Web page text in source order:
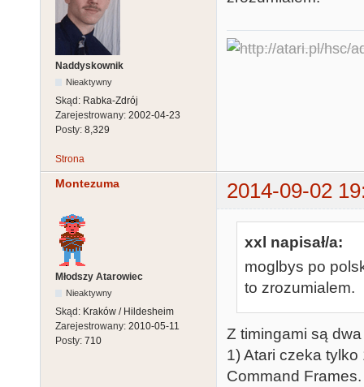
Naddyskownik
Nieaktywny
Skąd: Rabka-Zdrój
Zarejestrowany: 2002-04-23
Posty: 8,329
Strona
Montezuma 2014-09-02
Młodszy Atarowiec
Nieaktywny
Skąd: Kraków / Hildesheim
Zarejestrowany: 2010-05-11
Posty: 710
xxl napisał/a:
moglbys po
to zrozumialem.
Z timingami są
1) Atari czeka
Command Frames.